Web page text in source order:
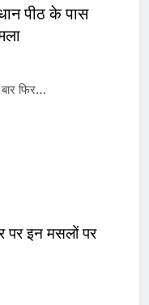
पीठ के पास
फिर…
पर इन मसलों पर